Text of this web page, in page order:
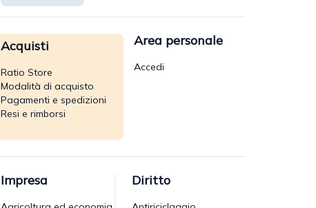
Acquisti
Ratio Store
Modalità di acquisto
Pagamenti e spedizioni
Resi e rimborsi
Area personale
Accedi
Impresa Diritto